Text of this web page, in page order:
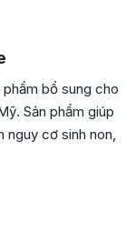
bổ sung cho
Sản phẩm giúp
nguy cơ sinh non,